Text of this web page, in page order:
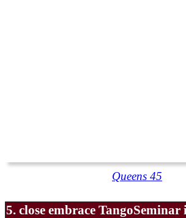
Queens 45
5. close embrace